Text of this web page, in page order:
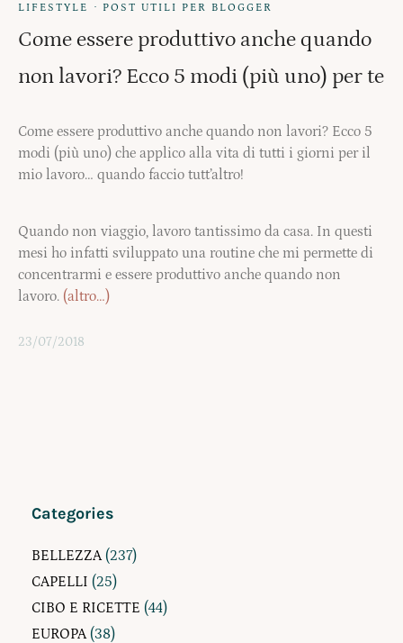
LIFESTYLE · POST UTILI PER BLOGGER
Come essere produttivo anche quando
non lavori? Ecco 5 modi (più uno) per te
Come essere produttivo anche quando non lavori? Ecco 5
modi (più uno) che applico alla vita di tutti i giorni per il
mio lavoro… quando faccio tutt’altro!
Quando non viaggio, lavoro tantissimo da casa. In questi
mesi ho infatti sviluppato una routine che mi permette di
concentrarmi e essere produttivo anche quando non
lavoro. (altro…)
23/07/2018
Categories
BELLEZZA(237)
CAPELLI (25)
CIBO E RICETTE (44)
EUROPA(38)